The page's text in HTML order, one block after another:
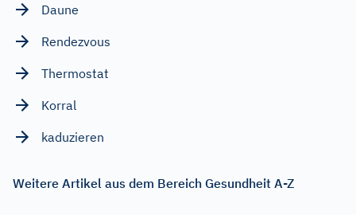
Daune
Rendezvous
Thermostat
Korral
kaduzieren
Weitere Artikel aus dem Bereich Gesundheit A-Z